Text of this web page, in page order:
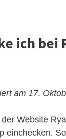
ich bei
am 17.
Website
einchecken.